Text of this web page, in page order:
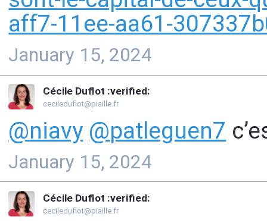
aff7-11ee-aa61-
January 15, 2024
Cécile Duflot :verified:
cecileduflot@piaille.fr
@niavy @patleguen7
January 15, 2024
Cécile Duflot :verified:
cecileduflot@piaille.fr